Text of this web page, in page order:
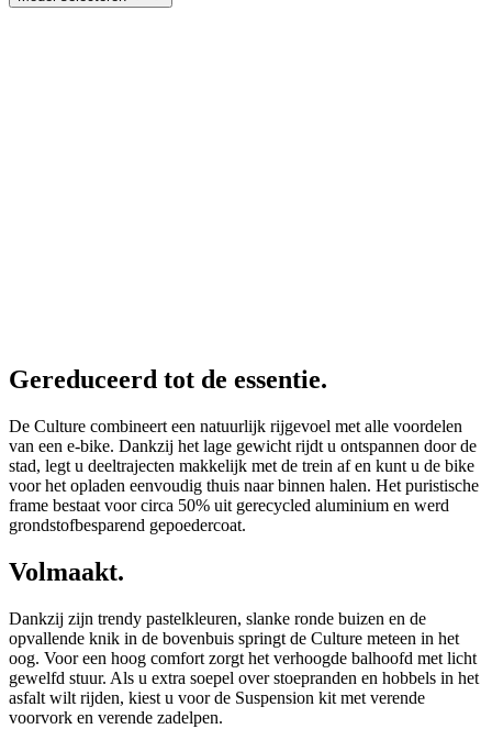
Gereduceerd tot de essentie.
De Culture combineert een natuurlijk rijgevoel met alle voordelen
van een e-bike. Dankzij het lage gewicht rijdt u ontspannen door de
stad, legt u deeltrajecten makkelijk met de trein af en kunt u de bike
voor het opladen eenvoudig thuis naar binnen halen. Het puristische
frame bestaat voor circa 50% uit gerecycled aluminium en werd
grondstofbesparend gepoedercoat.
Volmaakt.
Dankzij zijn trendy pastelkleuren, slanke ronde buizen en de
opvallende knik in de bovenbuis springt de Culture meteen in het
oog. Voor een hoog comfort zorgt het verhoogde balhoofd met licht
gewelfd stuur. Als u extra soepel over stoepranden en hobbels in het
asfalt wilt rijden, kiest u voor de Suspension kit met verende
voorvork en verende zadelpen.